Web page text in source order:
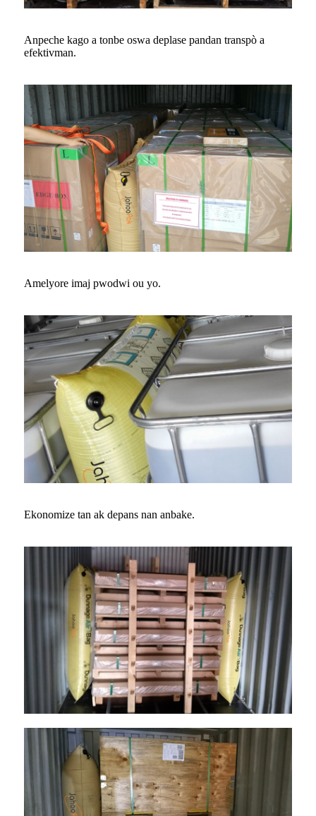
Anpeche kago a tonbe oswa deplase pandan transpò a
efektivman.
Amelyore imaj pwodwi ou yo.
Ekonomize tan ak depans nan anbake.